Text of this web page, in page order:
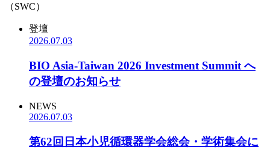
（SWC）
登壇
2026.07.03
BIO Asia-Taiwan 2026 Investment Summit へ
の登壇のお知らせ
NEWS
2026.07.03
第62回日本小児循環器学会総会・学術集会に